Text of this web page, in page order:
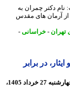
چمران به
های مقدس
- خراسانی-
در برابر
50 روز پیش - چهارشنبه 27 خرداد 1405،